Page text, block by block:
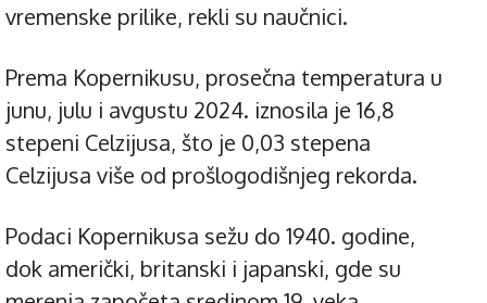
vremenske prilike, rekli su naučnici.
Prema Kopernikusu, prosečna temperatura u
junu, julu i avgustu 2024. iznosila je 16,8
stepeni Celzijusa, što je 0,03 stepena
Celzijusa više od prošlogodišnjeg rekorda.
Podaci Kopernikusa sežu do 1940. godine,
dok američki, britanski i japanski, gde su